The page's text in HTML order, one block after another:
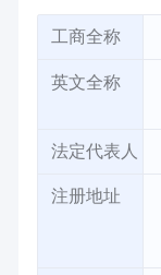
工商全称
英文全称
法定代表人
注册地址